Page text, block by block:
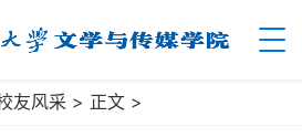
友风采 > 正文 >